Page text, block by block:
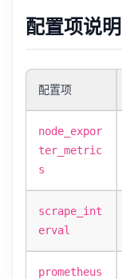
配置项说明
配置项
node_expor
ter_metric
s
scrape_int
erval
prometheus